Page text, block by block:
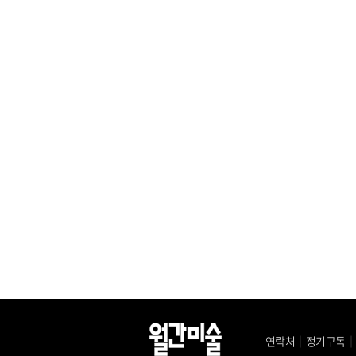
연락처 ｜ 정기구독 ｜